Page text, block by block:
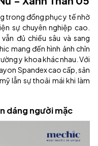
trong đồng phục y tế nhờ
sự chuyên nghiệp cao.
đủ chiều sâu và sang
mang đến hình ảnh chỉn
y khoa khác nhau. Với
Spandex cao cấp, sản
lẫn sự thoải mái khi làm
dáng người mặc